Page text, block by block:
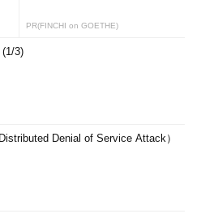
PR(FINCHI on GOETHE)
(1/3)
Denial of Service Attack）